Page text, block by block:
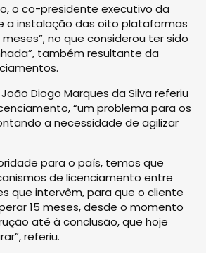
o co-presidente executivo da
a instalação das oito plataformas
meses”, no que considerou ter sido
também resultante da
Diogo Marques da Silva referiu
“um problema para os
a necessidade de agilizar
para o país, temos que
de licenciamento entre
que intervêm, para que o cliente
15 meses, desde o momento
até à conclusão, que hoje
referiu.